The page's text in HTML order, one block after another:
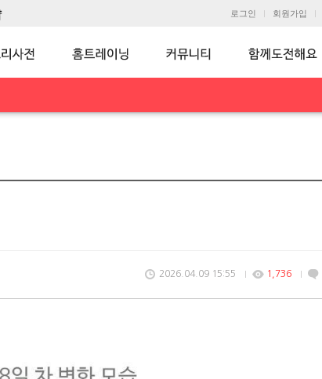
로그인 회원가입
2026.04.09 15:55 1,736